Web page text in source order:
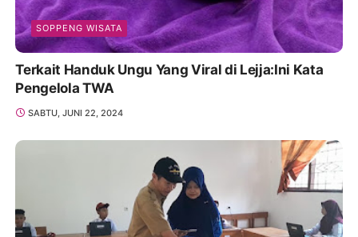
SOPPENG WISATA
Terkait Handuk Ungu Yang Viral di Lejja:Ini Kata
Pengelola TWA
SABTU, JUNI 22, 2024